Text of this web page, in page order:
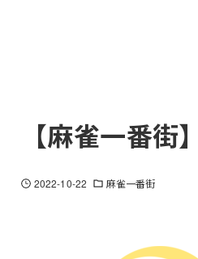
【麻雀一番街
2022-10-22 麻雀一番街